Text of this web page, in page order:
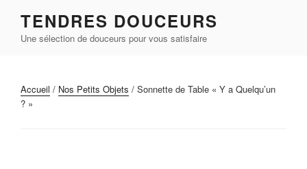
contenu
TENDRES DOUCEURS
Une sélection de douceurs pour vous satisfaire
Accueil / Nos Petits Objets / Sonnette de Table « Y a Quelqu’un
? »